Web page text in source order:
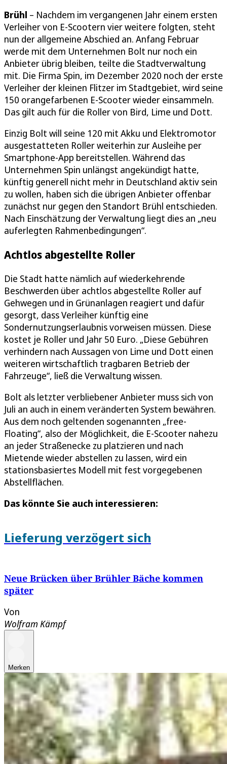
Brühl – Nachdem im vergangenen Jahr einem ersten
Verleiher von E-Scootern vier weitere folgten, steht
nun der allgemeine Abschied an. Anfang Februar
werde mit dem Unternehmen Bolt nur noch ein
Anbieter übrig bleiben, teilte die Stadtverwaltung
mit. Die Firma Spin, im Dezember 2020 noch der erste
Verleiher der kleinen Flitzer im Stadtgebiet, wird seine
150 orangefarbenen E-Scooter wieder einsammeln.
Das gilt auch für die Roller von Bird, Lime und Dott.
Einzig Bolt will seine 120 mit Akku und Elektromotor
ausgestatteten Roller weiterhin zur Ausleihe per
Smartphone-App bereitstellen. Während das
Unternehmen Spin unlängst angekündigt hatte,
künftig generell nicht mehr in Deutschland aktiv sein
zu wollen, haben sich die übrigen Anbieter offenbar
zunächst nur gegen den Standort Brühl entschieden.
Nach Einschätzung der Verwaltung liegt dies an „neu
auferlegten Rahmenbedingungen“.
Achtlos abgestellte Roller
Die Stadt hatte nämlich auf wiederkehrende
Beschwerden über achtlos abgestellte Roller auf
Gehwegen und in Grünanlagen reagiert und dafür
gesorgt, dass Verleiher künftig eine
Sondernutzungserlaubnis vorweisen müssen. Diese
kostet je Roller und Jahr 50 Euro. „Diese Gebühren
verhindern nach Aussagen von Lime und Dott einen
weiteren wirtschaftlich tragbaren Betrieb der
Fahrzeuge“, ließ die Verwaltung wissen.
Bolt als letzter verbliebener Anbieter muss sich von
Juli an auch in einem veränderten System bewähren.
Aus dem noch geltenden sogenannten „free-
Floating“, also der Möglichkeit, die E-Scooter nahezu
an jeder Straßenecke zu platzieren und nach
Mietende wieder abstellen zu lassen, wird ein
stationsbasiertes Modell mit fest vorgegebenen
Abstellflächen.
Das könnte Sie auch interessieren:
Lieferung verzögert sich
Neue Brücken über Brühler Bäche kommen
später
Von
Wolfram Kämpf
Merken